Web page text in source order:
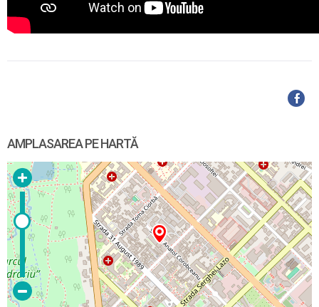
AMPLASAREA PE HARTĂ